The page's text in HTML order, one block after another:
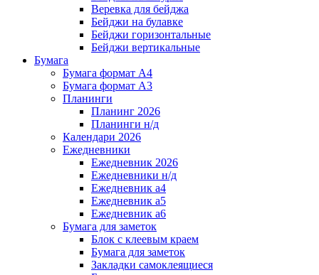
Веревка для бейджа
Бейджи на булавке
Бейджи горизонтальные
Бейджи вертикальные
Бумага
Бумага формат А4
Бумага формат А3
Планинги
Планинг 2026
Планинги н/д
Календари 2026
Ежедневники
Ежедневник 2026
Ежедневники н/д
Ежедневник а4
Ежедневник а5
Ежедневник а6
Бумага для заметок
Блок с клеевым краем
Бумага для заметок
Закладки самоклеящиеся